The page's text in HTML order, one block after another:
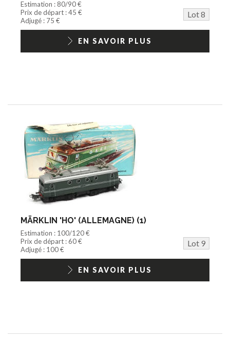
Estimation : 80/90 €
Prix de départ : 45 €
Lot 8
Adjugé : 75 €
EN SAVOIR PLUS
MÄRKLIN 'HO' (ALLEMAGNE) (1)
Estimation : 100/120 €
Prix de départ : 60 €
Lot 9
Adjugé : 100 €
EN SAVOIR PLUS